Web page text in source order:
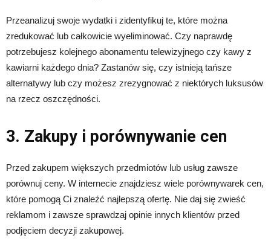
Przeanalizuj swoje wydatki i zidentyfikuj te, które można
zredukować lub całkowicie wyeliminować. Czy naprawdę
potrzebujesz kolejnego abonamentu telewizyjnego czy kawy z
kawiarni każdego dnia? Zastanów się, czy istnieją tańsze
alternatywy lub czy możesz zrezygnować z niektórych luksusów
na rzecz oszczędności.
3. Zakupy i porównywanie cen
Przed zakupem większych przedmiotów lub usług zawsze
porównuj ceny. W internecie znajdziesz wiele porównywarek cen,
które pomogą Ci znaleźć najlepszą ofertę. Nie daj się zwieść
reklamom i zawsze sprawdzaj opinie innych klientów przed
podjęciem decyzji zakupowej.